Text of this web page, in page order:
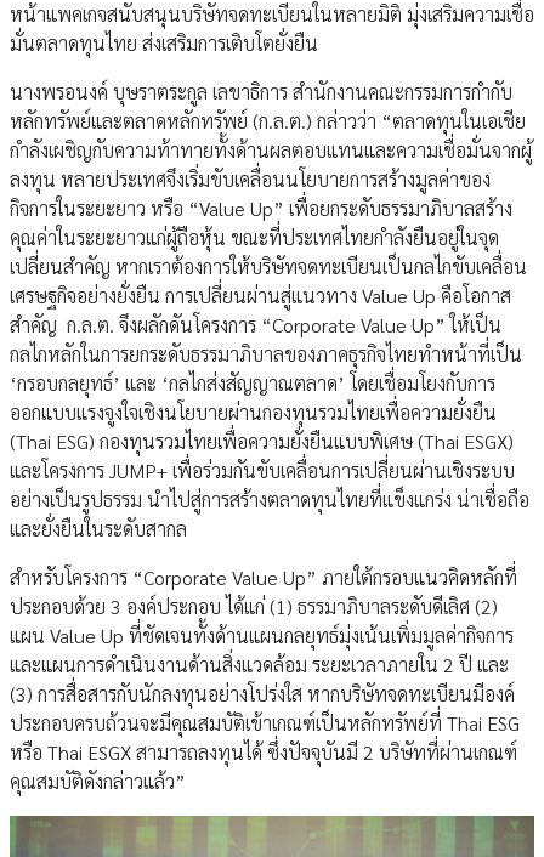
หน้าแพคเกจสนับสนุนบริษัทจดทะเบียนในหลายมิติ มุ่งเสริมความเชื่อ
มั่นตลาดทุนไทย ส่งเสริมการเติบโตยั่งยืน
นางพรอนงค์ บุษราตระกูล เลขาธิการ สำนักงานคณะกรรมการกำกับ
หลักทรัพย์และตลาดหลักทรัพย์ (ก.ล.ต.) กล่าวว่า “ตลาดทุนในเอเชีย
กำลังเผชิญกับความท้าทายทั้งด้านผลตอบแทนและความเชื่อมั่นจากผู้
ลงทุน หลายประเทศจึงเริ่มขับเคลื่อนนโยบายการสร้างมูลค่าของ
กิจการในระยะยาว หรือ “Value Up” เพื่อยกระดับธรรมาภิบาลสร้าง
คุณค่าในระยะยาวแก่ผู้ถือหุ้น ขณะที่ประเทศไทยกำลังยืนอยู่ในจุด
เปลี่ยนสำคัญ หากเราต้องการให้บริษัทจดทะเบียนเป็นกลไกขับเคลื่อน
เศรษฐกิจอย่างยั่งยืน การเปลี่ยนผ่านสู่แนวทาง Value Up คือโอกาส
สำคัญ ก.ล.ต. จึงผลักดันโครงการ “Corporate Value Up” ให้เป็น
กลไกหลักในการยกระดับธรรมาภิบาลของภาคธุรกิจไทยทำหน้าที่เป็น
‘กรอบกลยุทธ์’ และ ‘กลไกส่งสัญญาณตลาด’ โดยเชื่อมโยงกับการ
ออกแบบแรงจูงใจเชิงนโยบายผ่านกองทุนรวมไทยเพื่อความยั่งยืน
(Thai ESG) กองทุนรวมไทยเพื่อความยั่งยืนแบบพิเศษ (Thai ESGX)
และโครงการ JUMP+ เพื่อร่วมกันขับเคลื่อนการเปลี่ยนผ่านเชิงระบบ
อย่างเป็นรูปธรรม นำไปสู่การสร้างตลาดทุนไทยที่แข็งแกร่ง น่าเชื่อถือ
และยั่งยืนในระดับสากล
สำหรับโครงการ “Corporate Value Up” ภายใต้กรอบแนวคิดหลักที่
ประกอบด้วย 3 องค์ประกอบ ได้แก่ (1) ธรรมาภิบาลระดับดีเลิศ (2)
แผน Value Up ที่ชัดเจนทั้งด้านแผนกลยุทธ์มุ่งเน้นเพิ่มมูลค่ากิจการ
และแผนการดำเนินงานด้านสิ่งแวดล้อม ระยะเวลาภายใน 2 ปี และ
(3) การสื่อสารกับนักลงทุนอย่างโปร่งใส หากบริษัทจดทะเบียนมีองค์
ประกอบครบถ้วนจะมีคุณสมบัติเข้าเกณฑ์เป็นหลักทรัพย์ที่ Thai ESG
หรือ Thai ESGX สามารถลงทุนได้ ซึ่งปัจจุบันมี 2 บริษัทที่ผ่านเกณฑ์
คุณสมบัติดังกล่าวแล้ว”